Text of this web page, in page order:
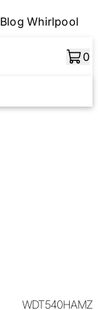
Blog Whirlpool
0
WDT540HAMZ